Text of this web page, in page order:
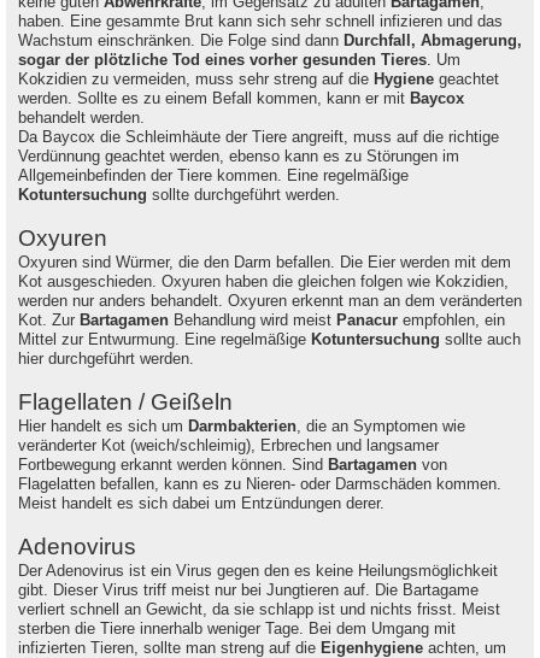
haben. Eine gesammte Brut kann sich sehr schnell infizieren und das
Wachstum einschränken. Die Folge sind dann Durchfall, Abmagerung,
sogar der plötzliche Tod eines vorher gesunden Tieres. Um
Kokzidien zu vermeiden, muss sehr streng auf die Hygiene geachtet
werden. Sollte es zu einem Befall kommen, kann er mit Baycox
behandelt werden.
Da Baycox die Schleimhäute der Tiere angreift, muss auf die richtige
Verdünnung geachtet werden, ebenso kann es zu Störungen im
Allgemeinbefinden der Tiere kommen. Eine regelmäßige
Kotuntersuchung sollte durchgeführt werden.
Oxyuren
Oxyuren sind Würmer, die den Darm befallen. Die Eier werden mit dem
Kot ausgeschieden. Oxyuren haben die gleichen folgen wie Kokzidien,
werden nur anders behandelt. Oxyuren erkennt man an dem veränderten
Kot. Zur Bartagamen Behandlung wird meist Panacur empfohlen, ein
Mittel zur Entwurmung. Eine regelmäßige Kotuntersuchung sollte auch
hier durchgeführt werden.
Flagellaten / Geißeln
Hier handelt es sich um Darmbakterien, die an Symptomen wie
veränderter Kot (weich/schleimig), Erbrechen und langsamer
Fortbewegung erkannt werden können. Sind Bartagamen von
Flagelatten befallen, kann es zu Nieren- oder Darmschäden kommen.
Meist handelt es sich dabei um Entzündungen derer.
Adenovirus
Der Adenovirus ist ein Virus gegen den es keine Heilungsmöglichkeit
gibt. Dieser Virus triff meist nur bei Jungtieren auf. Die Bartagame
verliert schnell an Gewicht, da sie schlapp ist und nichts frisst. Meist
sterben die Tiere innerhalb weniger Tage. Bei dem Umgang mit
infizierten Tieren, sollte man streng auf die Eigenhygiene achten, um